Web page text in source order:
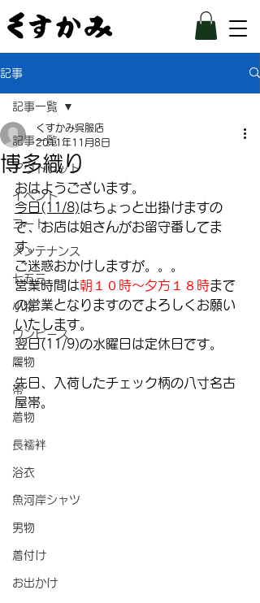
記事
記事一覧
アウトレット
イベント
コート
メンテナンス
七五三
小物
ワンピース
履物
帯
着物
長襦袢
浴衣
魚河岸シャツ
男物
着付け
お出かけ
記事一覧
博多織り
くすかみ呉服店
2011年11月8日
おはようございます。
今日(11/8)はちょっと出掛けますの
で、お店は姐さんがお留守番してま
す。
ご迷惑おかけしますが。。。
営業時間は朝１０時～夕方１８時まで
の営業となりますのでよろしくお願い
いたします。
翌日(11/9)の水曜日は定休日です。
–
先日、入荷したチェック柄の八寸名古
屋帯。